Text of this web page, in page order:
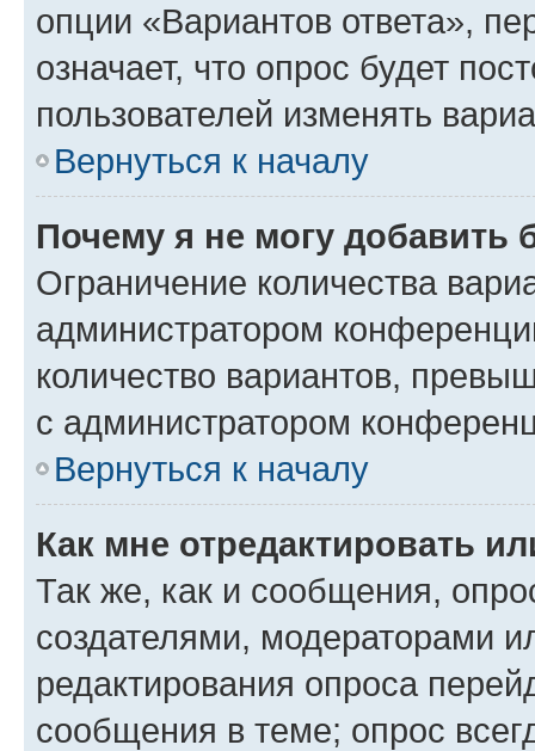
опции «Вариантов ответа»,
означает, что опрос будет
пользователей изменять
Вернуться к началу
Почему я не могу добавить
Ограничение количества
администратором
количество вариантов,
с администратором
Вернуться к началу
Как мне отредактировать
Так же, как и сообщения,
создателями, модераторами
редактирования опроса
сообщения в теме; опрос